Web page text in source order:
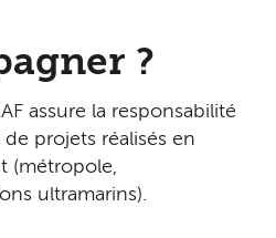
?
assure la responsabilité
projets réalisés en
(métropole,
ultramarins).